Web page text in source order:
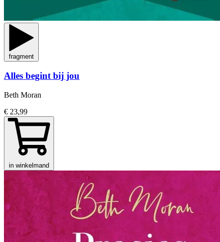
fragment
Alles begint bij jou
Beth Moran
€ 23,99
in winkelmand